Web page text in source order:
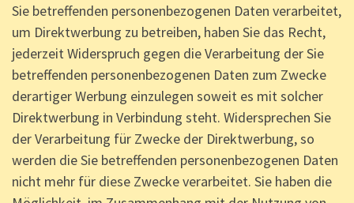
Sie betreffenden personenbezogenen Daten verarbeitet,
um Direktwerbung zu betreiben, haben Sie das Recht,
jederzeit Widerspruch gegen die Verarbeitung der Sie
betreffenden personenbezogenen Daten zum Zwecke
derartiger Werbung einzulegen soweit es mit solcher
Direktwerbung in Verbindung steht. Widersprechen Sie
der Verarbeitung für Zwecke der Direktwerbung, so
werden die Sie betreffenden personenbezogenen Daten
nicht mehr für diese Zwecke verarbeitet. Sie haben die